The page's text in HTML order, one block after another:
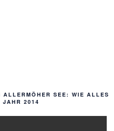
ALLERMÖHER SEE: WIE ALLES
JAHR 2014